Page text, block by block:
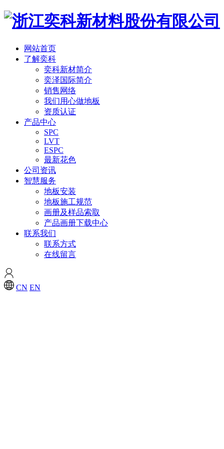
网站首页
了解奕科
奕科新材简介
奕泽国际简介
销售网络
我们用心做地板
资质认证
产品中心
SPC
LVT
ESPC
最新花色
公司资讯
智慧服务
地板安装
地板施工规范
画册及样品索取
产品画册下载中心
联系我们
联系方式
在线留言
CN EN